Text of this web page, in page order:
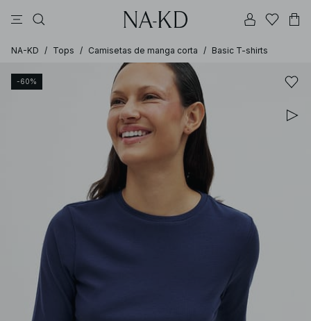
NA-KD / Tops / Camisetas de manga corta / Basic T-shirts
-60%